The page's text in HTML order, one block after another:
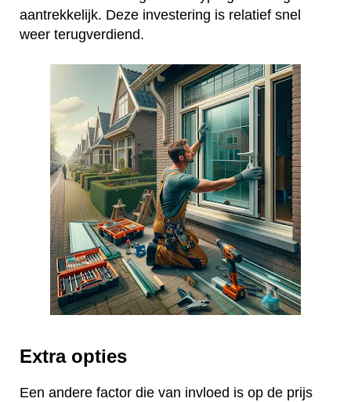
aantrekkelijk. Deze investering is relatief snel
weer terugverdiend.
Extra opties
Een andere factor die van invloed is op de prijs